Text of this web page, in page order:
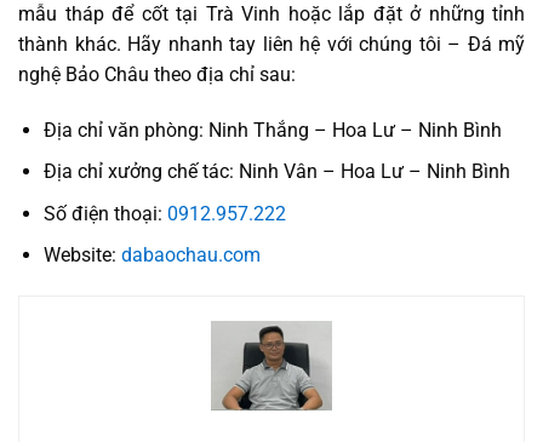
mẫu tháp để cốt tại Trà Vinh hoặc lắp đặt ở những tỉnh
thành khác. Hãy nhanh tay liên hệ với chúng tôi – Đá mỹ
nghệ Bảo Châu theo địa chỉ sau:
Địa chỉ văn phòng: Ninh Thắng – Hoa Lư – Ninh Bình
Địa chỉ xưởng chế tác: Ninh Vân – Hoa Lư – Ninh Bình
Số điện thoại: 0912.957.222
Website: dabaochau.com